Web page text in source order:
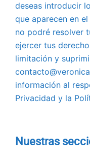
deseas introducir
que aparecen en
no podré resolver
ejercer tus
limitación y
información al
Privacidad y la
Nuestras